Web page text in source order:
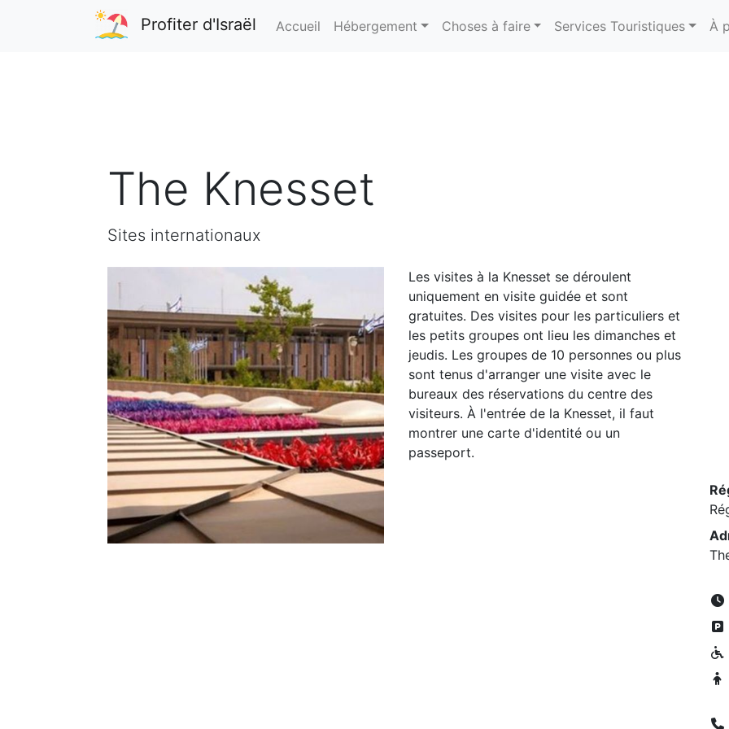
Profiter d'Israël Accueil Hébergement Choses à faire Services Touristiques À
The Knesset
Sites internationaux
Les visites à la Knesset se déroulent
uniquement en visite guidée et sont
gratuites. Des visites pour les particuliers et
les petits groupes ont lieu les dimanches et
jeudis. Les groupes de 10 personnes ou plus
sont tenus d'arranger une visite avec le
bureaux des réservations du centre des
visiteurs. À l'entrée de la Knesset, il faut
montrer une carte d'identité ou un
passeport.